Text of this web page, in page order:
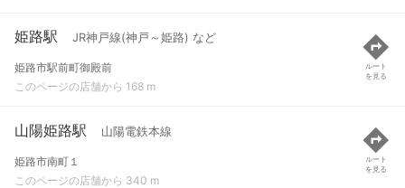
姫路駅 JR神戸線(神戸～姫路) など
姫路市駅前町御殿前
このページの店舗から 168 m
ルート
を見る
山陽姫路駅 山陽電鉄本線
姫路市南町１
このページの店舗から 340 m
ルート
を見る